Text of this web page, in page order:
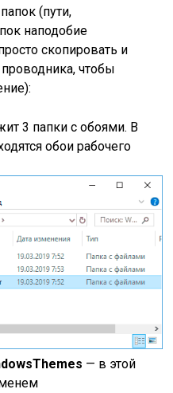
(пути,
наподобие
скопировать и
чтобы
3 папки с обоями. В
обои рабочего
— в этой